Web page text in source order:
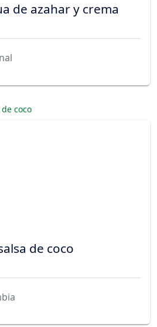
de azahar y crema
de coco